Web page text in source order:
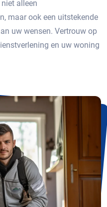
alleen
maar ook een uitstekende
uw wensen. Vertrouw op
en uw woning